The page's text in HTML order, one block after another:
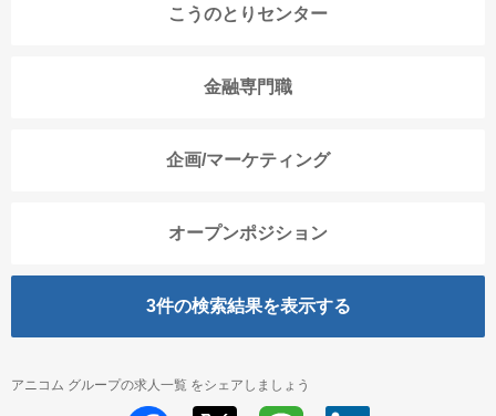
こうのとりセンター
金融専門職
企画/マーケティング
オープンポジション
3件の検索結果を表示する
アニコム グループの求人一覧 をシェアしましょう